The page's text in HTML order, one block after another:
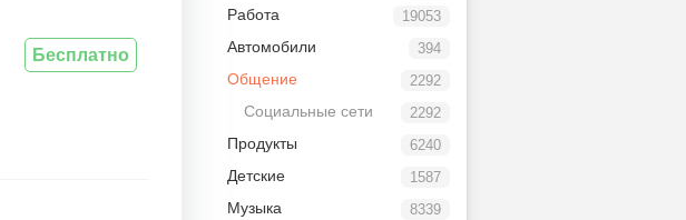
Бесплатно
19053
Работа
394
Автомобили
2292
Общение
2292
Социальные сети
6240
Продукты
1587
Детские
8339
Музыка